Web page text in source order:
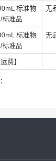
标准物
标准品
无
标准物
标准品
无
运费】